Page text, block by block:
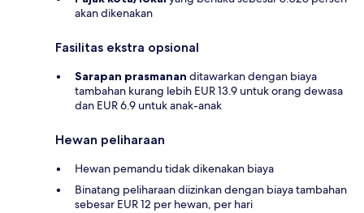
akan dikenakan
Fasilitas ekstra opsional
Sarapan prasmanan ditawarkan dengan biaya
tambahan kurang lebih EUR 13.9 untuk orang dewasa
dan EUR 6.9 untuk anak-anak
Hewan peliharaan
Hewan pemandu tidak dikenakan biaya
Binatang peliharaan diizinkan dengan biaya tambahan
sebesar EUR 12 per hewan, per hari